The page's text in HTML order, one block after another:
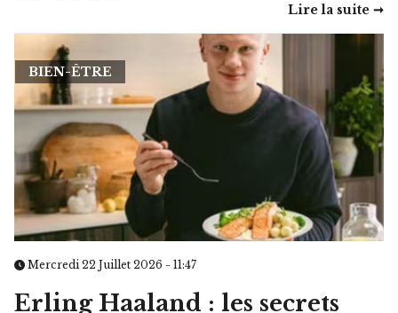
Lire la suite ➞
BIEN-ÊTRE
Mercredi 22 Juillet 2026 - 11:47
Erling Haaland : les secrets